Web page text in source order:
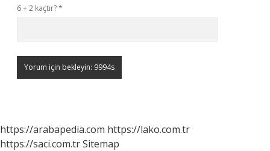
6 + 2 kaçtır?*
https://arabapedia.com https://lako.com.tr
https://saci.com.trSitemap